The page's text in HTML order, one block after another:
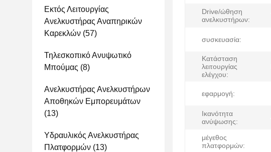
Εκτός Λειτουργίας
Ανελκυστήρας Αναπηρικών
Καρεκλών (57)
Τηλεσκοπικό Ανυψωτικό
Μπούμας (8)
Ανελκυστήρας Ανελκυστήρων
Αποθηκών Εμπορευμάτων
(13)
Υδραυλικός Ανελκυστήρας
Πλατφορμών (13)
Drive/ώθηση
ανελκυστήρων:
συσκευασία:
Κατάσταση
λειτουργίας
ελέγχου:
εφαρμογή:
Ικανότητα
ανύψωσης:
μέγεθος
πλατφορμών: